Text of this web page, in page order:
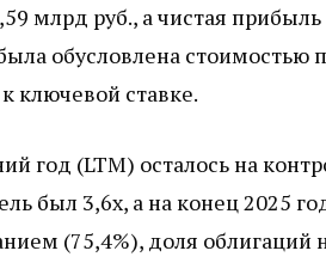
млрд руб., а чистая
обусловлена стоимостью
ключевой ставке.
год (LTM) осталось на
был 3,6х, а на конец 2025
(75,4%), доля облигаций